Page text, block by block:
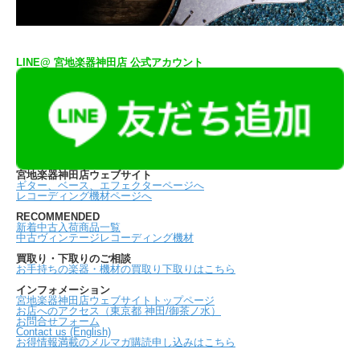
LINE@ 宮地楽器神田店 公式アカウント
宮地楽器神田店ウェブサイト
ギター、ベース、エフェクターページへ
レコーディング機材ページへ
RECOMMENDED
新着中古入荷商品一覧
中古ヴィンテージレコーディング機材
買取り・下取りのご相談
お手持ちの楽器・機材の買取り下取りはこちら
インフォメーション
宮地楽器神田店ウェブサイトトップページ
お店へのアクセス（東京都 神田/御茶ノ水）
お問合せフォーム
Contact us (English)
お得情報満載のメルマガ購読申し込みはこちら